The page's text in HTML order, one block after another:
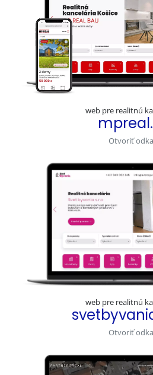
web pre realitnú
Otvoriť
web pre realitnú
Otvoriť